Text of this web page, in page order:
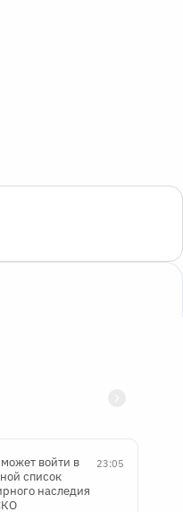
23:05
войти в
список
наследия